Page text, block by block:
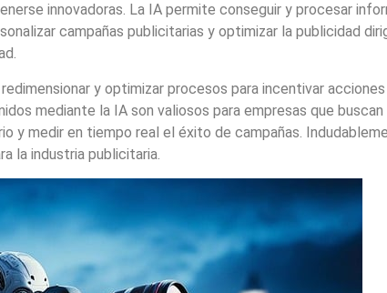
innovadoras. La IA permite conseguir y procesar
campañas publicitarias y optimizar la publicidad
y optimizar procesos para incentivar
mediante la IA son valiosos para empresas que buscan
y medir en tiempo real el éxito de campañas.
la industria publicitaria.